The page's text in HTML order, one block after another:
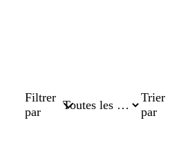
Filtrer
par
Trier
par